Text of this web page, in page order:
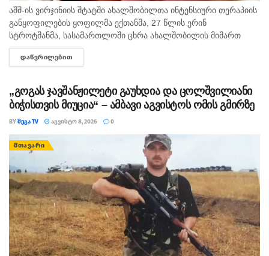
აშშ-ის ვირჯინიის შტატში ახალშობილთა ინტენსიური თერაპიის
განყოფილების ყოფილმა ექთანმა, 27 წლის ერინ
სტროტმანმა, სასამართლოში ცხრა ახალშობილის მიმართ
ბავშვზე ძალადობის ბრალდებაზე დანაშაული არ უარყო. საქმე
ერთ-ერთ ყველაზე გახმაურებულ სამედიცინო სკანდალად
ᲓᲐᲬᲕᲠᲘᲚᲔᲑᲘᲗ
„გოგას ჯავშანჟილეტი გაუხდია და ცოლშვილიანი
ბიჭისთვის მიუცია“ – ამბავი აგვისტოს ომის გმირზე
BYᲛᲔᲒᲐ TV ᲐᲒᲕᲘᲡᲢᲝ 8, 2026 0
ᲛᲗᲐᲕᲐᲠᲘ